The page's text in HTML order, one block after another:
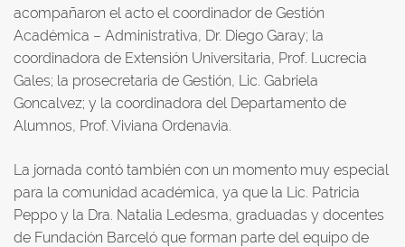
acompañaron el acto el coordinador de Gestión
Académica – Administrativa, Dr. Diego Garay; la
coordinadora de Extensión Universitaria, Prof. Lucrecia
Gales; la prosecretaria de Gestión, Lic. Gabriela
Goncalvez; y la coordinadora del Departamento de
Alumnos, Prof. Viviana Ordenavia.
La jornada contó también con un momento muy especial
para la comunidad académica, ya que la Lic. Patricia
Peppo y la Dra. Natalia Ledesma, graduadas y docentes
de Fundación Barceló que forman parte del equipo de